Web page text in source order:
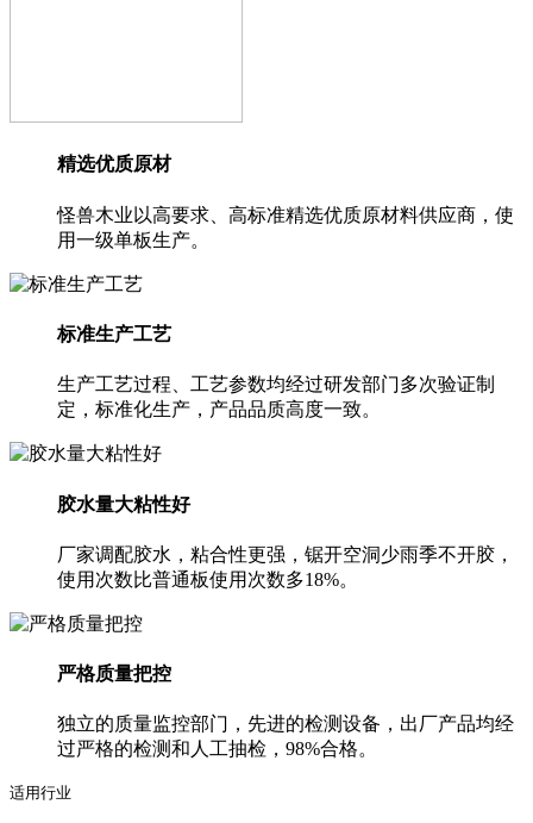
精选优质原材
怪兽木业以高要求、高标准精选优质原材料供应商，使
用一级单板生产。
标准生产工艺
生产工艺过程、工艺参数均经过研发部门多次验证制
定，标准化生产，产品品质高度一致。
胶水量大粘性好
厂家调配胶水，粘合性更强，锯开空洞少雨季不开胶，
使用次数比普通板使用次数多18%。
严格质量把控
独立的质量监控部门，先进的检测设备，出厂产品均经
过严格的检测和人工抽检，98%合格。
适用行业